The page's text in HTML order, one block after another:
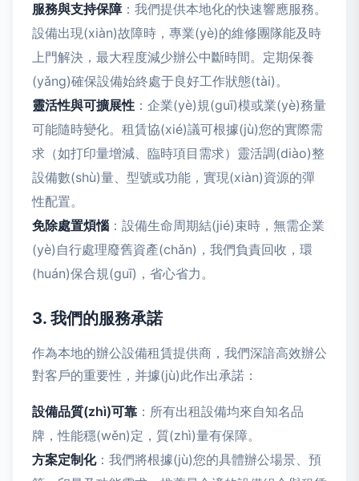
服務與支持保障：我們提供本地化的快速響應服務。
設備出現(xiàn)故障時，專業(yè)的維修團隊能及時
上門解決，最大程度減少辦公中斷時間。定期保養
(yǎng)確保設備始終處于良好工作狀態(tài)。
靈活性與可擴展性 ：企業(yè)規(guī)模或業(yè)務量
可能隨時變化。租賃協(xié)議可根據(jù)您的實際需
求（如打印量增減、臨時項目需求）靈活調(diào)整
設備數(shù)量、型號或功能，實現(xiàn)資源的彈
性配置。
免除處置煩惱 ：設備生命周期結(jié)束時，無需企業
(yè)自行處理廢舊資產(chǎn)，我們負責回收，環
(huán)保合規(guī)，省心省力。
3. 我們的服務承諾
作為本地的辦公設備租賃提供商，我們深諳高效辦公
對客戶的重要性，并據(jù)此作出承諾：
設備品質(zhì)可靠 ：所有出租設備均來自知名品
牌，性能穩(wěn)定，質(zhì)量有保障。
方案定制化：我們將根據(jù)您的具體辦公場景、預